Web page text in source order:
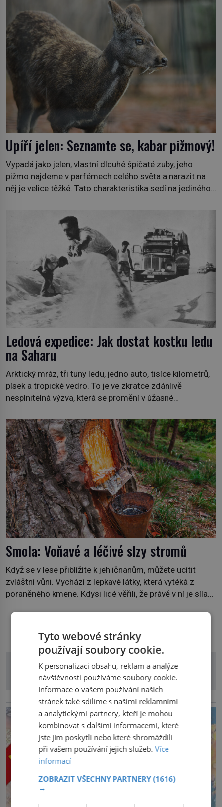
směs s názvem lučavka královská. Svůj přídomek nemá
pro nic za nic, […]
Upíří jelen: Seznamte se, kabar pižmový!
Vypadá jako jelen, vlastní dlouhé špičaté zuby, jeho
pižmo najdeme v parfémech celého světa a narazit na
něj je velice těžké. Tato charakteristika sedí na jediného
1778), jenže v Asii o něm ví už celá staletí. Zvíře
připomíná jelena, v kohoutku dosahuje […]
Ledová expedice: Jak dostat kostku ledu
na Saharu
Arktický mráz, tři tuny ledu, jedno auto, tisíce kilometrů,
písek a tropické vedro. To je ve zkratce zdánlivě
nesplnitelná výzva, která se promění v úžasné
na podzim 1958 jako hec. Rádio Luxembourg přichází s
neobvyklou výzvou. Tomu, kdo dokáže dopravit ze
severního polárního kruhu na […]
Smola: Voňavé a léčivé slzy stromů
Když se v lese přiblížíte k jehličnanům, můžete ucítit
zvláštní vůni. Vychází z lepkavé látky, která vytéká z
poraněného kmene. Kdysi lidé věřili, že právě v ní je síla
lidstvo pracovalo. Chrání strom před infekcí, hmyzem a
Tyto webové stránky
používají soubory cookie.
K personalizaci obsahu, reklam a analýze
návštěvnosti používáme soubory cookie.
Informace o vašem používání našich
stránek také sdílíme s našimi reklamními
a analytickými partnery, kteří je mohou
kombinovat s dalšími informacemi, které
jste jim poskytli nebo které shromáždili
při vašem používání jejich služeb.Více
informací
ZOBRAZIT VŠECHNY PARTNERY(1616)
→